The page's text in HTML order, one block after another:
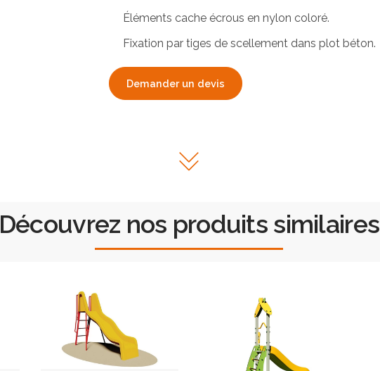
Éléments cache écrous en nylon coloré.
Fixation par tiges de scellement dans plot béton.
Demander un devis
Découvrez nos produits similaires